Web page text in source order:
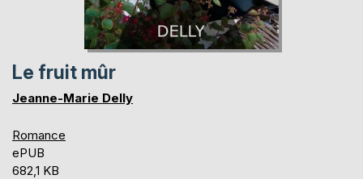
Le fruit mûr
Jeanne-Marie Delly
Romance
ePUB
682,1 KB